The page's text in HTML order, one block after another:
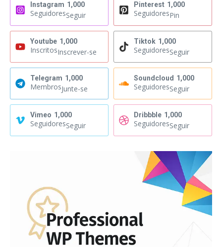
Instagram 1,000
SeguidoresSeguir
Pinterest 1,000
SeguidoresPin
Youtube 1,000
InscritosInscrever-se
Tiktok 1,000
SeguidoresSeguir
Telegram 1,000
MembrosJunte-se
Soundcloud 1,000
SeguidoresSeguir
Vimeo 1,000
SeguidoresSeguir
Dribbble 1,000
SeguidoresSeguir